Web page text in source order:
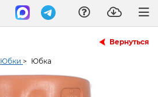
Вернуться
Юбки > Юбка